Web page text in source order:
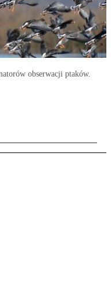
obserwacji ptaków.